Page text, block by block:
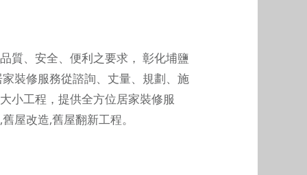
質、安全、便利之要求， 彰化埔鹽
裝修服務從諮詢、丈量、規劃、施
小工程，提供全方位居家裝修服
屋改造,舊屋翻新工程。